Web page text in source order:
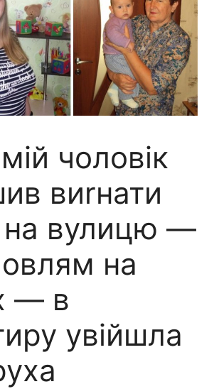
чоловік
виrнати
вулицю —
на
— в
увійшла